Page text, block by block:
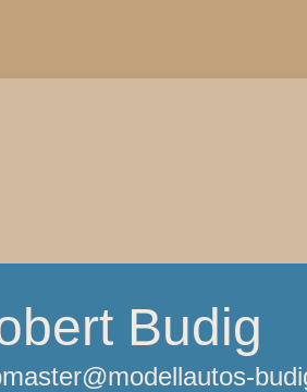
Budig